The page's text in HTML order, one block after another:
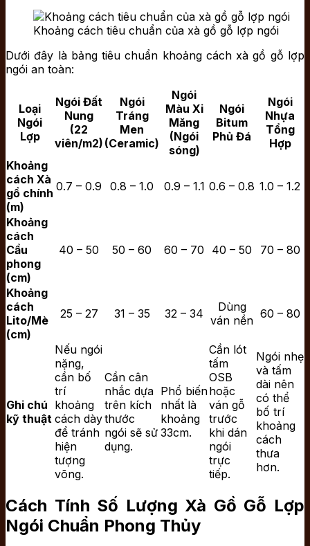
Khoảng cách tiêu chuẩn của xà gồ gỗ lợp ngói
Dưới đây là bảng tiêu chuẩn khoảng cách xà gồ gỗ lợp
ngói an toàn:
Loại
Ngói
Lợp
Ngói Đất
Nung
(22
viên/m2)
Ngói
Tráng
Men
(Ceramic)
Ngói
Màu Xi
Măng
(Ngói
sóng)
Ngói
Bitum
Phủ Đá
Ngói
Nhựa
Tổng
Hợp
Khoảng
cách Xà
gồ chính
(m)
0.7 – 0.9 0.8 – 1.0 0.9 – 1.1 0.6 – 0.8 1.0 – 1.2
Khoảng
cách
Cầu
phong
(cm)
40 – 50 50 – 60 60 – 70 40 – 50 70 – 80
Khoảng
cách
Lito/Mè
(cm)
25 – 27 31 – 35 32 – 34
Dùng
ván nền 60 – 80
Ghi chú
kỹ thuật
Nếu ngói
nặng,
cần bố
trí
khoảng
cách dày
để tránh
hiện
tượng
võng.
Cần cân
nhắc dựa
trên kích
thước
ngói sẽ sử
dụng.
Phổ biến
nhất là
khoảng
33cm.
Cần lót
tấm
OSB
hoặc
ván gỗ
trước
khi dán
ngói
trực
tiếp.
Ngói nhẹ
và tấm
dài nên
có thể
bố trí
khoảng
cách
thưa
hơn.
Cách Tính Số Lượng Xà Gồ Gỗ Lợp
Ngói Chuẩn Phong Thủy